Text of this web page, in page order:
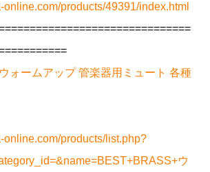
online.com/products/49391/index.html
ォームアップ 管楽器用ミュート 各種
online.com/products/list.php?
ウ